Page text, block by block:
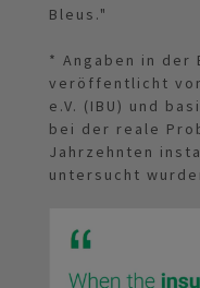
Bleus."
* Angaben in der
veröffentlicht
e.V. (IBU) und
bei der reale
Jahrzehnten
untersucht